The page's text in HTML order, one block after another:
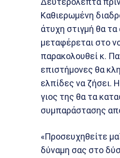
Καθιερωμένη
άτυχη στιγμή θα
μεταφέρεται στο
παρακολουθεί κ.
επιστήμονες θα
ελπίδες να ζήσει.
γιος της θα τα
συμπαράστασης
«Προσευχηθείτε
δύναμη σας στο